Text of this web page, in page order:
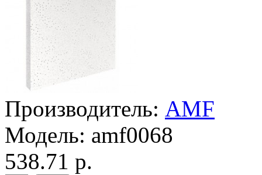
Производитель: AMF
Модель: amf0068
538.71 р.